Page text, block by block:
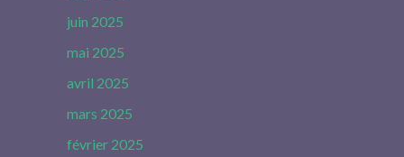
juin 2025
mai 2025
avril 2025
mars 2025
février 2025